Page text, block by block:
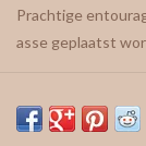
Prachtige
asse geplaatst
Tijdens een